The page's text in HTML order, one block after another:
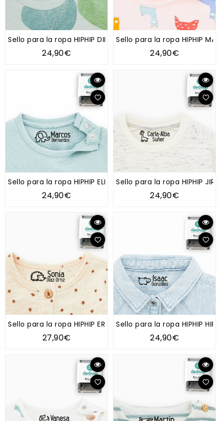
Sello para la ropa HIPHIP DINO
24,90€
Sello para la ropa HIPHIP
24,90€
Sello para la ropa HIPHIP ELEFANTE
24,90€
Sello para la ropa HIPHIP
24,90€
Sello para la ropa HIPHIP ERIZO
27,90€
Sello para la ropa HIPHIP
24,90€